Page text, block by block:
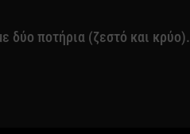
δύο ποτήρια (ζεστό και κρύο).